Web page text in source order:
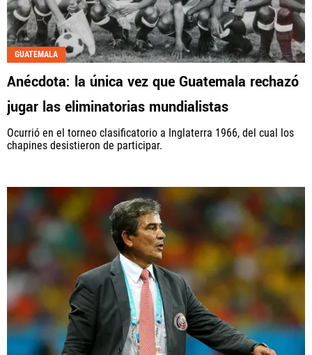
GUATEMALA
Anécdota: la única vez que Guatemala rechazó
jugar las eliminatorias mundialistas
Ocurrió en el torneo clasificatorio a Inglaterra 1966, del cual los
chapines desistieron de participar.